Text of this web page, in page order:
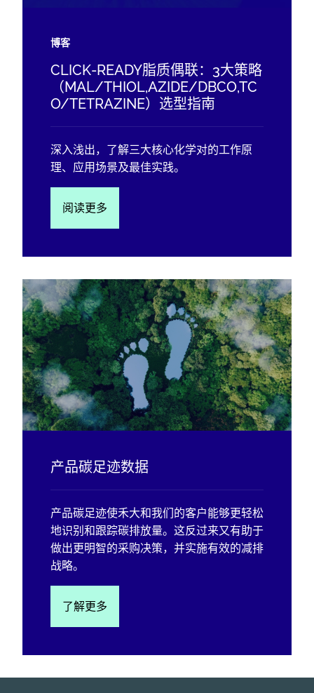
博客
CLICK-READY脂质偶联：3大策略
（MAL/THIOL,AZIDE/DBCO,TC
O/TETRAZINE）选型指南
深入浅出，了解三大核心化学对的工作原
理、应用场景及最佳实践。
阅读更多
产品碳足迹数据
产品碳足迹使禾大和我们的客户能够更轻松
地识别和跟踪碳排放量。这反过来又有助于
做出更明智的采购决策，并实施有效的减排
战略。
了解更多